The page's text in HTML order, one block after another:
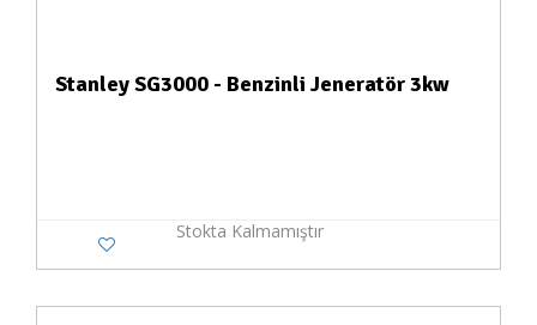
Stanley SG3000 - Benzinli Jeneratör 3kw
Stokta Kalmamıştır